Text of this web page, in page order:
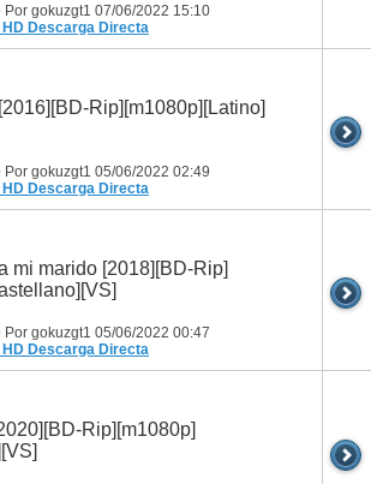
Por gokuzgt1 07/06/2022 15:10
Descarga Directa
Rip][m1080p][Latino]
Por gokuzgt1 05/06/2022 02:49
Descarga Directa
mi marido [2018][BD-Rip]
Por gokuzgt1 05/06/2022 00:47
Descarga Directa
Rip][m1080p]